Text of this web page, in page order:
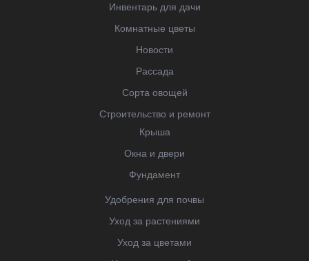
Инвентарь для дачи
Комнатные цветы
Новости
Рассада
Сорта овощей
Строительство и ремонт
Крыша
Окна и двери
Фундамент
Удобрения для почвы
Уход за растениями
Уход за цветами